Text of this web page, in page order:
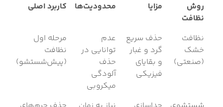
روش
نظافت
مزایا محدودیت‌ها کاربرد اصلی
نظافت
خشک
(صنعتی)
حذف سریع
گرد و غبار
و بقایای
فیزیکی
عدم
توانایی در
حذف
آلودگی
میکروبی
مرحله اول
نظافت
(پیش‌شستشو)